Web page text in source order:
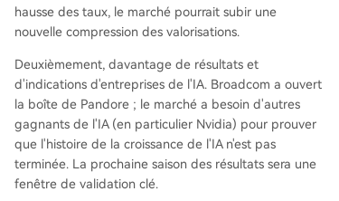
hausse des taux, le marché pourrait subir une
nouvelle compression des valorisations.
Deuxièmement, davantage de résultats et
d'indications d'entreprises de l'IA. Broadcom a ouvert
la boîte de Pandore ; le marché a besoin d'autres
gagnants de l'IA (en particulier Nvidia) pour prouver
que l'histoire de la croissance de l'IA n'est pas
terminée. La prochaine saison des résultats sera une
fenêtre de validation clé.